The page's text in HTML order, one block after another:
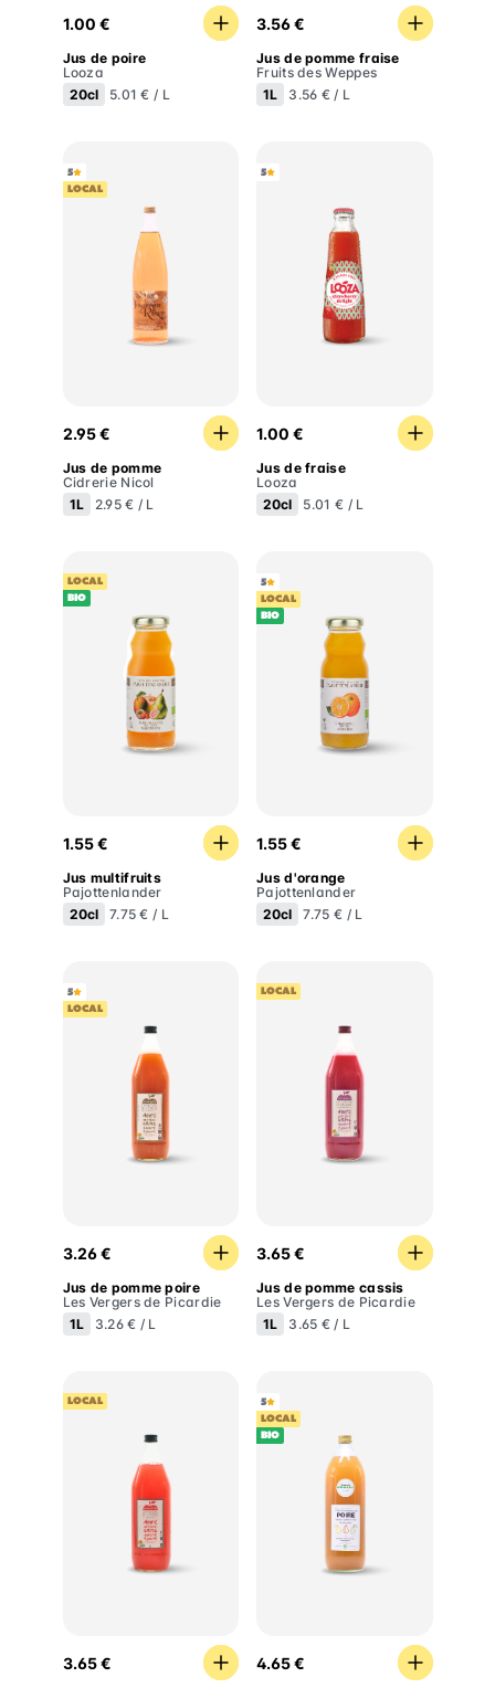
1.00 €
Jus de poire
Looza
20cl
5.01 € / L
3.56 €
Jus de pomme fraise
Fruits des Weppes
1L
3.56 € / L
5
LOCAL
2.95 €
Jus de pomme
Cidrerie Nicol
1L
2.95 € / L
5
1.00 €
Jus de fraise
Looza
20cl
5.01 € / L
LOCAL
BIO
1.55 €
Jus multifruits
Pajottenlander
20cl
7.75 € / L
5
LOCAL
BIO
1.55 €
Jus d'orange
Pajottenlander
20cl
7.75 € / L
5
LOCAL
Jus de pomme poire
3.26 €
Jus de pomme poire
Les Vergers de Picardie
1L
3.26 € / L
LOCAL
Jus de pomme cassis
3.65 €
Jus de pomme cassis
Les Vergers de Picardie
1L
3.65 € / L
LOCAL
Jus de pomme fraise
3.65 €
5
LOCAL
BIO
4.65 €